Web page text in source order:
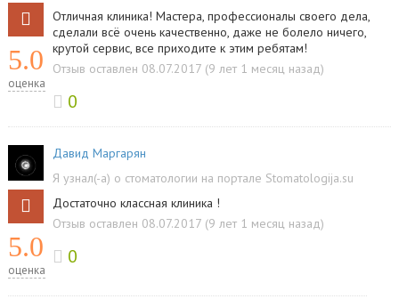
5.0
оценка
Отличная клиника! Мастера, профессионалы своего дела,
сделали всё очень качественно, даже не болело ничего,
крутой сервис, все приходите к этим ребятам!
Отзыв оставлен 08.07.2017 (9 лет 1 месяц назад)
0
5.0
оценка
Давид Маргарян
Я узнал(-а) о стоматологии на портале Stomatologija.su
Достаточно классная клиника !
Отзыв оставлен 08.07.2017 (9 лет 1 месяц назад)
0